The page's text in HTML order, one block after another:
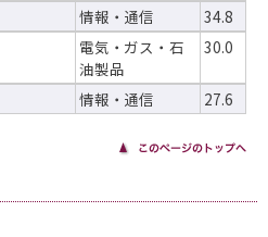
情報・通信
34.8
電気・ガス・石
油製品
30.0
情報・通信 27.6